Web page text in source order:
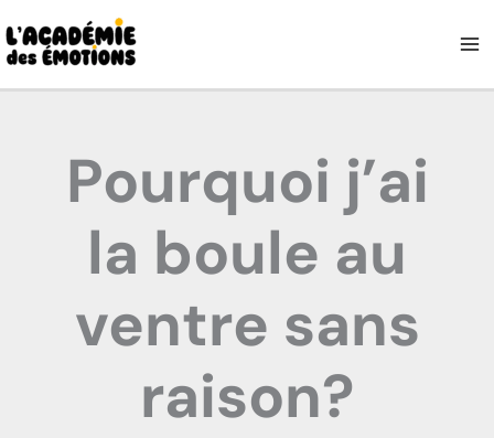
au
Pourquoi j’ai
la boule au
ventre sans
raison?